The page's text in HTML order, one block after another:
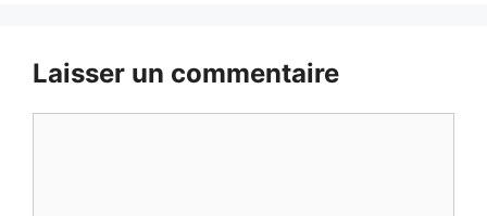
Laisser un commentaire